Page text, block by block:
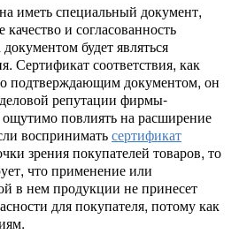
иметь специальный документ,
качество и согласованность
документом будет являться
Сертификат соответствия, как
подтверждающим документом, он
репутации фирмы-
повлиять на расширение
восприниматьсертификат
зрения покупателей товаров, то
что применение или
в нем продукции не принесет
для покупателя, потому как